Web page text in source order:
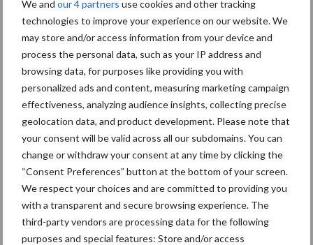
We and our 4 partners use cookies and other tracking
technologies to improve your experience on our website. We
may store and/or access information from your device and
process the personal data, such as your IP address and
browsing data, for purposes like providing you with
personalized ads and content, measuring marketing campaign
effectiveness, analyzing audience insights, collecting precise
geolocation data, and product development. Please note that
your consent will be valid across all our subdomains. You can
change or withdraw your consent at any time by clicking the
“Consent Preferences” button at the bottom of your screen.
We respect your choices and are committed to providing you
with a transparent and secure browsing experience. The
third-party vendors are processing data for the following
purposes and special features: Store and/or access
dermate ernstige aanstastingen.
aan te passen op SINS. Eén van de klanten van Lintjeshof, die zijn
eigen fokgelten maakt voor vervanging, kiest er bijvoorbeeld voor
om biggen met SINS sowieso niet aan te houden. Een ander
bedrijf noteert sinds de SINS-training de afwijkingen in een
digitaal dier-identificatiesysteem.
Op deze manier leveren subtiele signalen aan de buitenkant van
een pasgeboren big een schat aan informatie op over hoe het
ervoor staat op een bedrijf. Op dag drie eens goed de biggen
onder de loep nemen, luidt dan ook het advies van Lintjeshof.